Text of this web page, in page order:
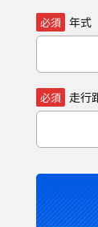
必須 年式
必須 走行